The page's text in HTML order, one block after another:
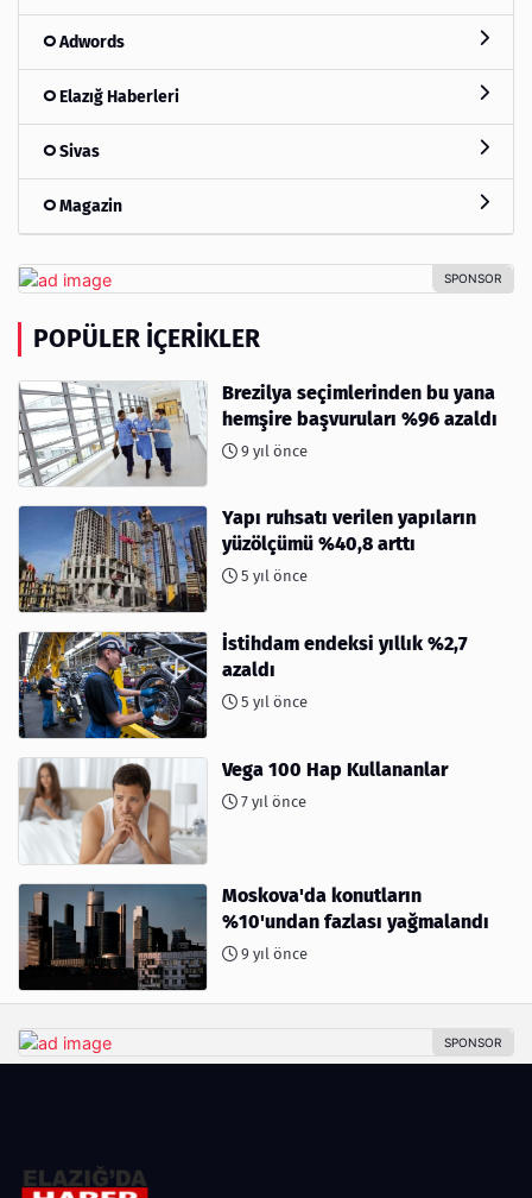
Adwords
Elazığ Haberleri
Sivas
Magazin
POPÜLER İÇERIKLER
Brezilya seçimlerinden bu yana
hemşire başvuruları %96 azaldı
9 yıl önce
Yapı ruhsatı verilen yapıların
yüzölçümü %40,8 arttı
5 yıl önce
İstihdam endeksi yıllık %2,7
azaldı
5 yıl önce
Vega 100 Hap Kullananlar
7 yıl önce
Moskova'da konutların
%10'undan fazlası yağmalandı
9 yıl önce